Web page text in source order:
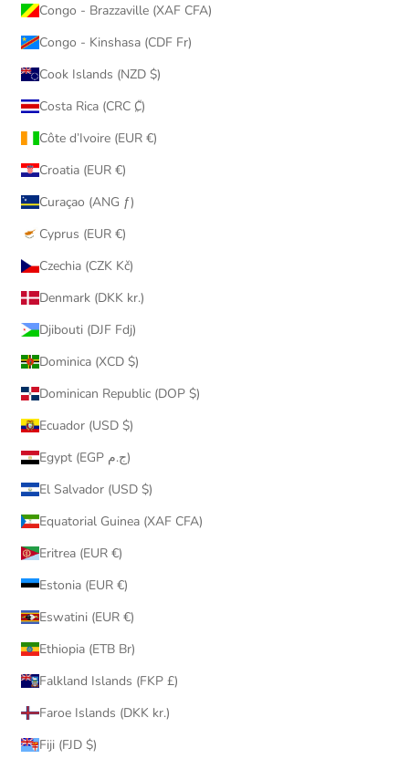
Congo - Brazzaville (XAF CFA)
Congo - Kinshasa (CDF Fr)
Cook Islands (NZD $)
Costa Rica (CRC ₡)
Côte d’Ivoire (EUR €)
Croatia (EUR €)
Curaçao (ANG ƒ)
Cyprus (EUR €)
Czechia (CZK Kč)
Denmark (DKK kr.)
Djibouti (DJF Fdj)
Dominica (XCD $)
Dominican Republic (DOP $)
Ecuador (USD $)
Egypt (EGP ج.م)
El Salvador (USD $)
Equatorial Guinea (XAF CFA)
Eritrea (EUR €)
Estonia (EUR €)
Eswatini (EUR €)
Ethiopia (ETB Br)
Falkland Islands (FKP £)
Faroe Islands (DKK kr.)
Fiji (FJD $)